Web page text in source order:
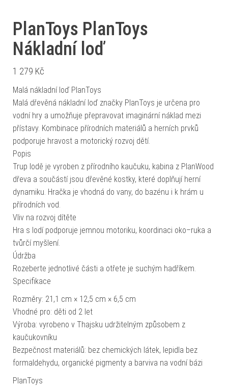
PlanToys PlanToys
Nákladní loď
1 279 Kč
Malá nákladní loď PlanToys
Malá dřevěná nákladní loď značky PlanToys je určena pro
vodní hry a umožňuje přepravovat imaginární náklad mezi
přístavy. Kombinace přírodních materiálů a herních prvků
podporuje hravost a motorický rozvoj dětí.
Popis
Trup lodě je vyroben z přírodního kaučuku, kabina z PlanWood
dřeva a součástí jsou dřevěné kostky, které doplňují herní
dynamiku. Hračka je vhodná do vany, do bazénu i k hrám u
přírodních vod.
Vliv na rozvoj dítěte
Hra s lodí podporuje jemnou motoriku, koordinaci oko–ruka a
tvůrčí myšlení.
Údržba
Rozeberte jednotlivé části a otřete je suchým hadříkem.
Specifikace
Rozměry: 21,1 cm × 12,5 cm × 6,5 cm
Vhodné pro: děti od 2 let
Výroba: vyrobeno v Thajsku udržitelným způsobem z
kaučukovníku
Bezpečnost materiálů: bez chemických látek, lepidla bez
formaldehydu, organické pigmenty a barviva na vodní bázi
PlanToys